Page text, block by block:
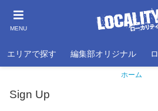
MENU
エリアで探す 編集部オリジナル
ホーム
Sign Up